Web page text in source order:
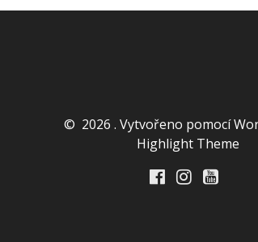
© 2026 . Vytvořeno pomocí
Highlight Theme